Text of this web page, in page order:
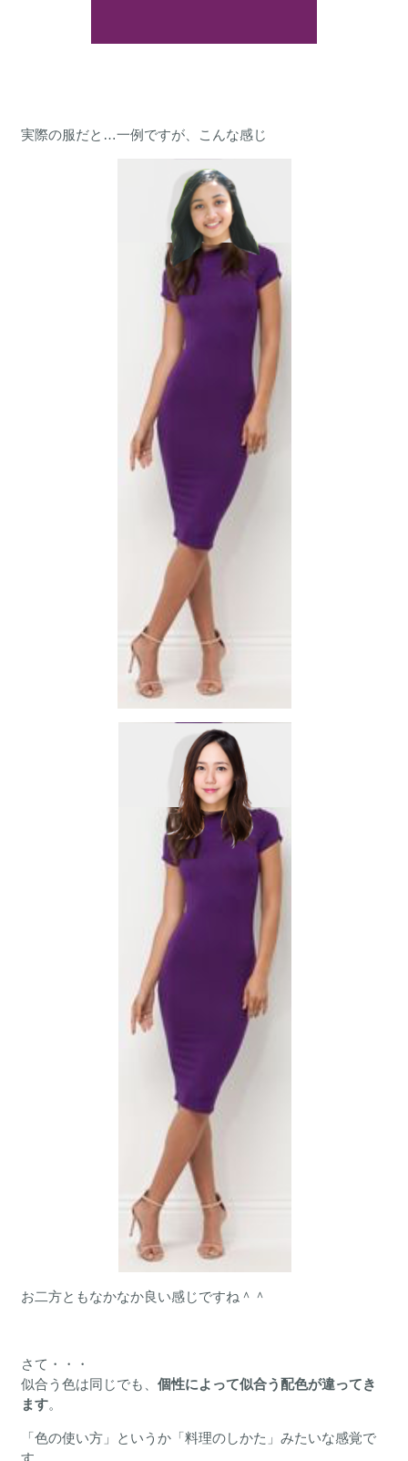
実際の服だと…一例ですが、こんな感じ
お二方ともなかなか良い感じですね＾＾
さて・・・
似合う色は同じでも、 個性によって似合う配色が違ってき
ます。
「色の使い方」というか「料理のしかた」みたいな感覚で